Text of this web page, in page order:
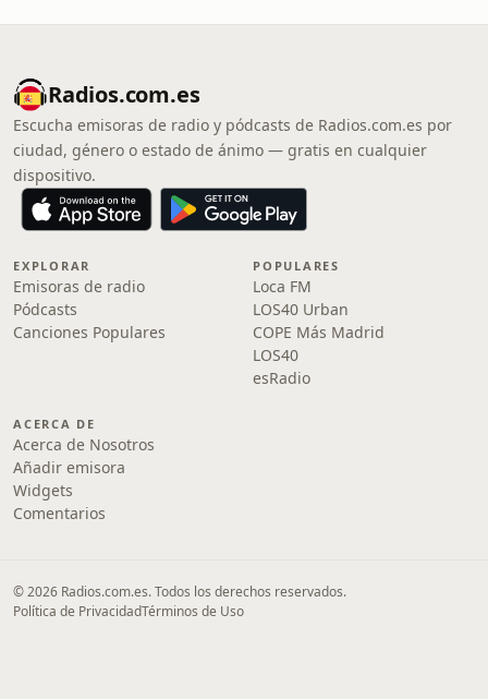
Radios.com.es
Escucha emisoras de radio y pódcasts de Radios.com.es por
ciudad, género o estado de ánimo — gratis en cualquier
dispositivo.
EXPLORAR
Emisoras de radio
Pódcasts
Canciones Populares
POPULARES
Loca FM
LOS40 Urban
COPE Más Madrid
LOS40
esRadio
ACERCA DE
Acerca de Nosotros
Añadir emisora
Widgets
Comentarios
© 2026 Radios.com.es. Todos los derechos reservados.
Política de PrivacidadTérminos de Uso